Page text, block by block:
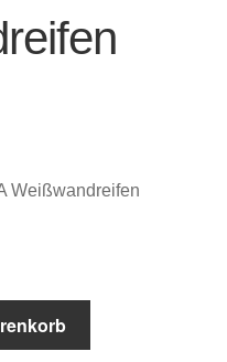
Weißwandreifen